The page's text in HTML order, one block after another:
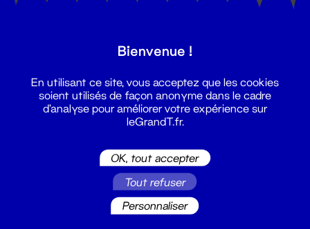
Grand T :
Bienvenue !
En utilisant ce site, vous acceptez que les cookies
soient utilisés de façon anonyme dans le cadre
d'analyse pour améliorer votre expérience sur
leGrandT.fr.
OK, tout accepter
Tout refuser
Personnaliser